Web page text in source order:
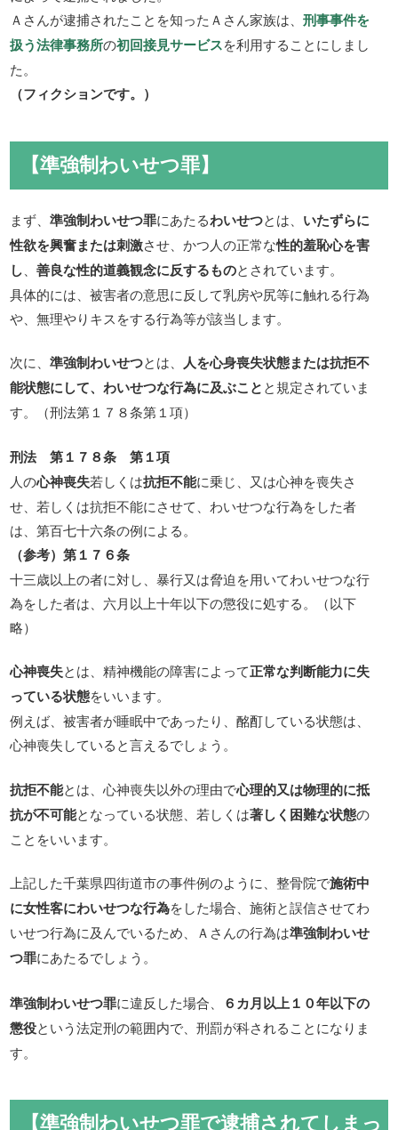
Ａさんが逮捕されたことを知ったＡさん家族は、刑事事件を
扱う法律事務所の初回接見サービスを利用することにしまし
た。
（フィクションです。）
【準強制わいせつ罪】
まず、準強制わいせつ罪にあたるわいせつとは、 いたずらに
性欲を興奮または刺激させ、かつ人の正常な性的羞恥心を害
し 、善良な性的道義観念に反するものとされています。
具体的には、被害者の意思に反して乳房や尻等に触れる行為
や、無理やりキスをする行為等が該当します。
次に、準強制わいせつとは、 人を心身喪失状態または抗拒不
能状態にして、わいせつな行為に及ぶことと規定されていま
す。（刑法第１７８条第１項）
刑法 第１７８条 第１項
人の心神喪失若しくは抗拒不能に乗じ、又は心神を喪失さ
せ、若しくは抗拒不能にさせて、わいせつな行為をした者
は、第百七十六条の例による。
（参考）第１７６条
十三歳以上の者に対し、暴行又は脅迫を用いてわいせつな行
為をした者は、六月以上十年以下の懲役に処する。（以下
略）
心神喪失とは、精神機能の障害によって正常な判断能力に失
っている状態をいいます。
例えば、被害者が睡眠中であったり、酩酊している状態は、
心神喪失していると言えるでしょう。
抗拒不能とは、心神喪失以外の理由で心理的又は物理的に抵
抗が不可能となっている状態、若しくは著しく困難な状態の
ことをいいます。
上記した千葉県四街道市の事件例のように、整骨院で施術中
に女性客にわいせつな行為をした場合、施術と誤信させてわ
いせつ行為に及んでいるため、Ａさんの行為は準強制わいせ
つ罪にあたるでしょう。
準強制わいせつ罪に違反した場合、
６カ月以上１０年以下の
懲役という法定刑の範囲内で、刑罰が科されることになりま
す。
【準強制わいせつ罪で逮捕されてしまっ